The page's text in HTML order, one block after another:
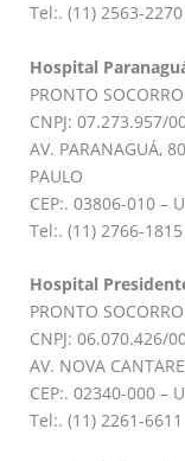
Tel:. (11) 2563-2270
Hospital
PRONTO
CNPJ: 07.273.957/
AV. PARANAGUÁ,
PAULO
CEP:. 03806-010 –
Tel:. (11) 2766-1815
Hospital
PRONTO
CNPJ: 06.070.426/
AV. NOVA
CEP:. 02340-000 –
Tel:. (11) 2261-6611